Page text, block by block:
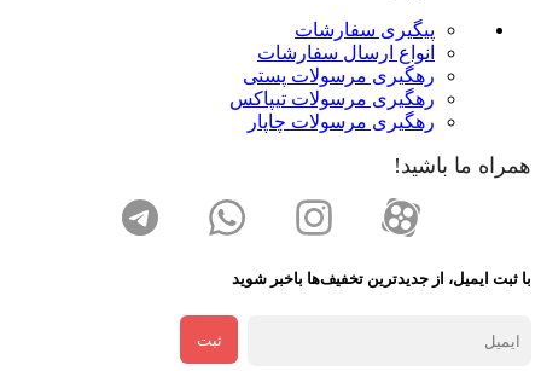
پیگیری سفارشات
انواع ارسال سفارشات
رهگیری مرسولات پستی
رهگیری مرسولات تیپاکس
رهگیری مرسولات چاپار
همراه ما باشید!
با ثبت ایمیل، از جدید‌ترین تخفیف‌ها با‌خبر شوید
ثبت